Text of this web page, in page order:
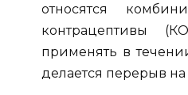
относятся
контрацептивы
применять в
делается перерыв